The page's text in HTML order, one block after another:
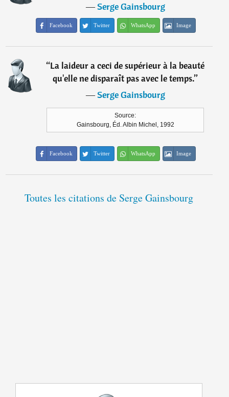
―Serge Gainsbourg
Facebook Twitter WhatsApp Image
“La laideur a ceci de supérieur à la beauté
qu'elle ne disparaît pas avec le temps.”
―Serge Gainsbourg
Source:
Gainsbourg, Éd. Albin Michel, 1992
Facebook Twitter WhatsApp Image
Toutes les citations de Serge Gainsbourg